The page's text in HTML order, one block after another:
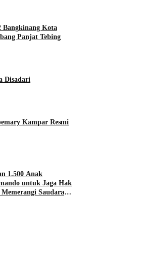
Bangkinang Kota
Panjat Tebing
Disadari
Kampar Resmi
1.500 Anak
untuk Jaga Hak
Saudara